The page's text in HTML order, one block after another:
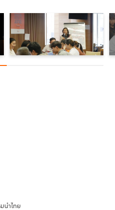
นำเทคโนโลยีมาแก้ปัญหาความยุติธรรม
และการประยุกต์ใช้ในการส่งเสริม
ความยุติธรรมที่ประชาชนมีส่วนร่วม
าผลประโยชน์โดยมิชอบ ซึ่งการเสวนา
มเข้าใจเทคโนโลยีในแง่มุมต่างๆ เช่น
เทคโนโลยีมาใช้ในการตรวจสอบ
รองให้เป็นต้นแบบ (Prototype) ใน
ย่างเป็นรูปธรรม
เห็นตรงกันว่า แนวทางแก้ปัญหาหนึ่งที่
เพราะจะช่วยเพิ่มความโปร่งใสให้แก่
ระโยชน์สาธารณะ และช่วยเพิ่ม
อบข้อมูลได้สะดวกมากขึ้น
การเพิ่มพลัง และการเพิ่มอำนาจของ
ารมีส่วนร่วมสร้างความโปร่งใส่และยก
รัฐเพื่อ ธรรมาภิบาลที่ดี (Good
นำไทย